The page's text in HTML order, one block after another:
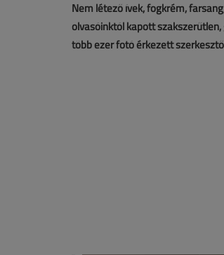
Nem létező ívek, fogkrém,
olvasóinktól kapott
több ezer fotó érkezett